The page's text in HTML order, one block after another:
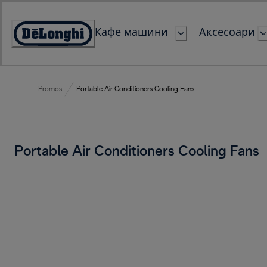
Content
Accessibility
Кафе машини Аксесоари
Promos Portable Air Conditioners Cooling Fans
Portable Air Conditioners Cooling Fans